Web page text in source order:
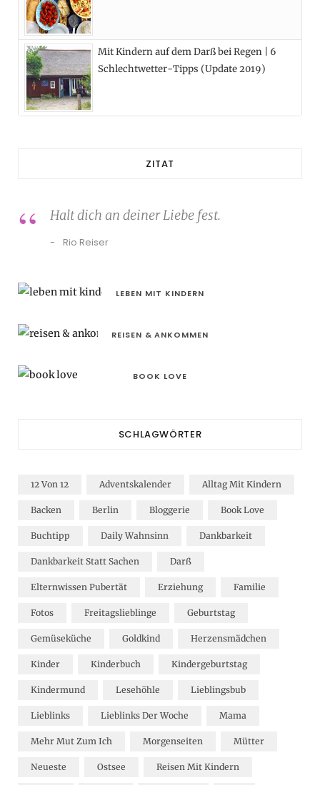
Mit Kindern auf dem Darß bei Regen | 6
Schlechtwetter-Tipps (Update 2019)
ZITAT
Halt dich an deiner Liebe fest.
Rio Reiser
LEBEN MIT KINDERN
REISEN & ANKOMMEN
BOOK LOVE
SCHLAGWÖRTER
12 Von 12 Adventskalender Alltag Mit Kindern
Backen Berlin Bloggerie Book Love
Buchtipp Daily Wahnsinn Dankbarkeit
Dankbarkeit Statt Sachen Darß
Elternwissen Pubertät Erziehung Familie
Fotos Freitagslieblinge Geburtstag
Gemüseküche Goldkind Herzensmädchen
Kinder Kinderbuch Kindergeburtstag
Kindermund Lesehöhle Lieblingsbub
Lieblinks Lieblinks Der Woche Mama
Mehr Mut Zum Ich Morgenseiten Mütter
Neueste Ostsee Reisen Mit Kindern